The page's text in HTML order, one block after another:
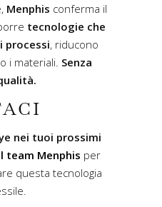
Menphis conferma il
tecnologie che
processi, riducono
i materiali. Senza
nei tuoi prossimi
team Menphis per
questa tecnologia